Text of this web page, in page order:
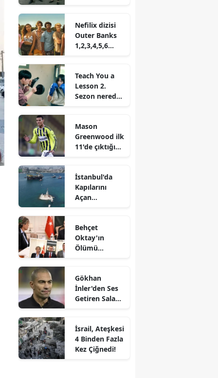
Diziler ve
Sezonlar!
Nefilix dizisi
Outer Banks
1,2,3,4,5,6
Teach You a
Lesson 2.
Sezon nereden
başlayacak
Mason
Greenwood ilk
11'de çıktığı
İstanbul'da
Kapılarını
Açan
Vinç Gemisi!
Behçet
Oktay'ın
Ölümü
Tartışılıyor:
Bakan Gürlek,
Müdürün
Açıkladı!
Gökhan
İnler'den Ses
Getiren Salah
İsrail, Ateşkesi
4 Binden Fazla
Kez Çiğnedi!